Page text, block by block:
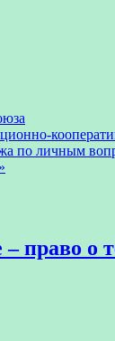
по личным
право о